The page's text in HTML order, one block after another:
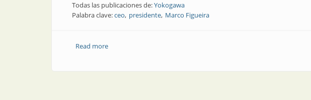
Todas las publicaciones de:Yokogawa
Palabra clave:ceo presidente Marco Figueira
Read moreabout Marco Figueira es el nuevo presidente y CEO de Yokogawa